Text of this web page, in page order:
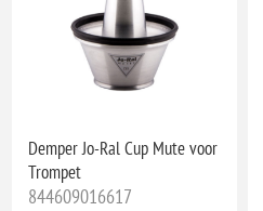
Demper Jo-Ral Cup Mute voor
Trompet
844609016617